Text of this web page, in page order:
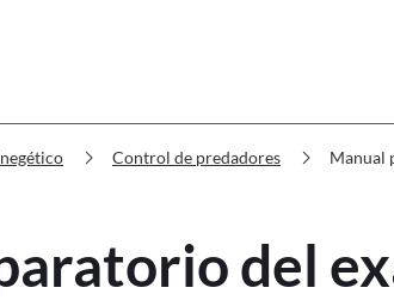
chevron_right Control de predadores chevron_right Manual
del